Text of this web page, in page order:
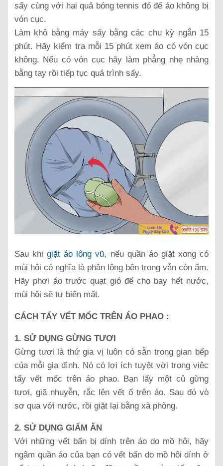
sấy cùng với hai quả bóng tennis đó để áo không bị
vón cục.
Làm khô bằng máy sấy bằng các chu kỳ ngắn 15
phút. Hãy kiểm tra mỗi 15 phút xem áo có vón cục
không. Nếu có vón cục hãy làm phẳng nhẹ nhàng
bằng tay rồi tiếp tục quá trình sấy.
Sau khigiặt áo lông vũ, nếu quần áo giặt xong có
mùi hôi có nghĩa là phần lông bên trong vẫn còn ẩm.
Hãy phơi áo trước quạt gió để cho bay hết nước,
mùi hôi sẽ tự biến mất.
CÁCH TẨY VẾT MỐC TRÊN ÁO PHAO :
1. SỬ DỤNG GỪNG TƯƠI
Gừng tươi là thứ gia vị luôn có sẵn trong gian bếp
của mỗi gia đình. Nó có lợi ích tuyệt vời trong việc
tẩy vết mốc trên áo phao. Bạn lấy một củ gừng
tươi, giã nhuyễn, rắc lên vết ố trên áo. Sau đó vò
sơ qua với nước, rồi giặt lại bằng xà phòng.
2. SỬ DỤNG GIẤM ĂN
Với những vết bẩn bị dính trên áo do mồ hôi, hãy
ngâm quần áo của bạn có vết bẩn do mồ hôi dính ở